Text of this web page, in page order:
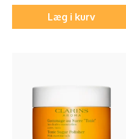
Læg i kurv